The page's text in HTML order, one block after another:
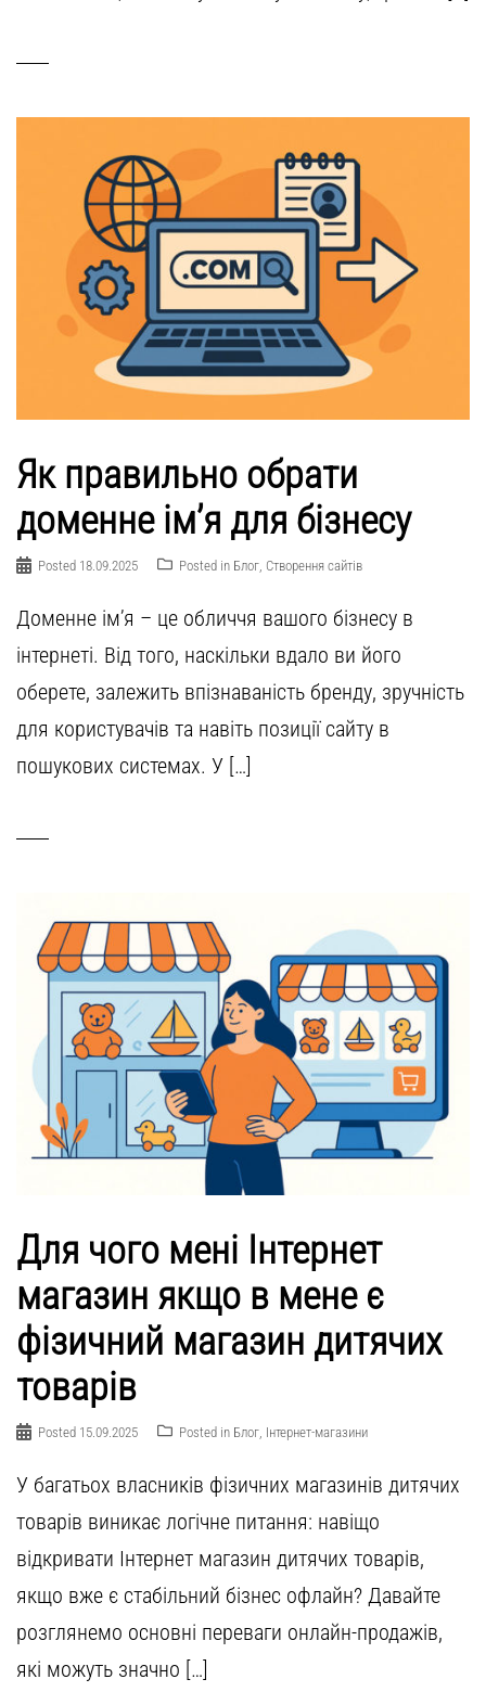
Як правильно обрати
доменне ім’я для бізнесу
Posted 18.09.2025 Posted in Блог Створення сайтів
Доменне ім’я – це обличчя вашого бізнесу в
інтернеті. Від того, наскільки вдало ви його
оберете, залежить впізнаваність бренду, зручність
для користувачів та навіть позиції сайту в
пошукових системах. У […]
Для чого мені Інтернет
магазин якщо в мене є
фізичний магазин дитячих
товарів
Posted 15.09.2025 Posted in Блог Інтернет-магазини
У багатьох власників фізичних магазинів дитячих
товарів виникає логічне питання: навіщо
відкривати Інтернет магазин дитячих товарів,
якщо вже є стабільний бізнес офлайн? Давайте
розглянемо основні переваги онлайн-продажів,
які можуть значно […]